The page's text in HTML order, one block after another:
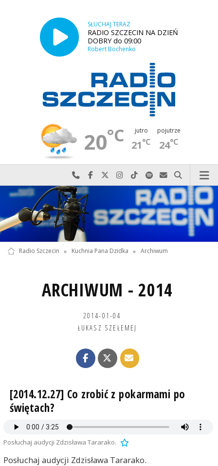
SŁUCHAJ TERAZ
RADIO SZCZECIN NA DZIEŃ
DOBRY do 09:00
Robert Bochenko
20°C jutro
21°C
pojutrze
24°C
Najlepiej po prostu do nas zadzwoń
Odwiedź nas na Facebook-u
Odwiedź nas na X
Odwiedź nas na Instagram-ie
Odwiedź nas na TikTok-u
Szukaj nas na Spotify
Wyślij do nas
Szukaj
Radio Szczecin » Kuchnia Pana Dzidka » Archiwum
ARCHIWUM - 2014
2014-01-04
ŁUKASZ SZEŁEMEJ
[2014.12.27] Co zrobić z pokarmami po
świętach?
Posłuchaj audycji Zdzisława Tararako.
Posłuchaj audycji Zdzisława Tararako.